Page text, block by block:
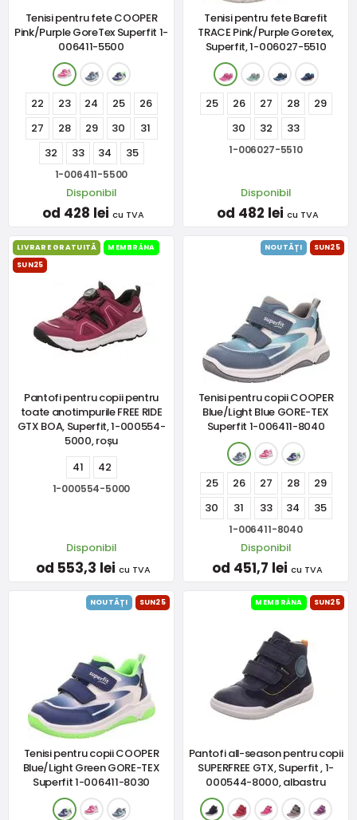
Tenisi pentru fete COOPER
Pink/Purple GoreTex Superfit 1-
006411-5500
22 23 24 25
26
27
28 29 30
31
32
33 34 35
1-006411-5500
Disponibil
od 428 lei cu TVA
Tenisi pentru fete Barefit
TRACE Pink/Purple Goretex,
Superfit, 1-006027-5510
25 26 27 28
29
30
32 33
1-006027-5510
Disponibil
od 482 lei cu TVA
LIVRARE GRATUITĂ
MEMBRÁNA
SUN25
Pantofi pentru copii pentru
toate anotimpurile FREE RIDE
GTX BOA, Superfit, 1-000554-
5000, roșu
41
42
1-000554-5000
Disponibil
od 553,3 lei cu TVA
NOUTĂȚI SUN25
Tenisi pentru copii COOPER
Blue/Light Blue GORE-TEX
Superfit 1-006411-8040
25 26 27 28
29
30
31 33 34 35
1-006411-8040
Disponibil
od 451,7 lei cu TVA
NOUTĂȚI SUN25
Tenisi pentru copii COOPER
Blue/Light Green GORE-TEX
Superfit 1-006411-8030
MEMBRÁNA SUN25
Pantofi all-season pentru copii
SUPERFREE GTX, Superfit , 1-
000544-8000, albastru